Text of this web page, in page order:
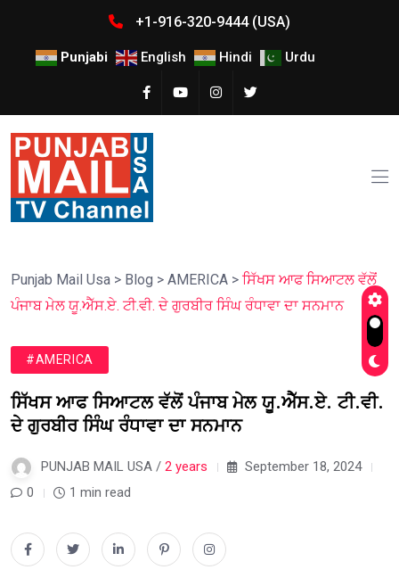
+1-916-320-9444 (USA)
Punjabi English Hindi Urdu
Punjab Mail Usa > Blog > AMERICA > ਸਿੱਖਸ ਆਫ ਸਿਆਟਲ ਵੱਲੋਂ
ਪੰਜਾਬ ਮੇਲ ਯੂ.ਐੱਸ.ਏ. ਟੀ.ਵੀ. ਦੇ ਗੁਰਬੀਰ ਸਿੰਘ ਰੰਧਾਵਾ ਦਾ ਸਨਮਾਨ
#AMERICA
ਸਿੱਖਸ ਆਫ ਸਿਆਟਲ ਵੱਲੋਂ ਪੰਜਾਬ ਮੇਲ ਯੂ.ਐੱਸ.ਏ. ਟੀ.ਵੀ.
ਦੇ ਗੁਰਬੀਰ ਸਿੰਘ ਰੰਧਾਵਾ ਦਾ ਸਨਮਾਨ
PUNJAB MAIL USA / 2 years
September 18, 2024
0
1 min read